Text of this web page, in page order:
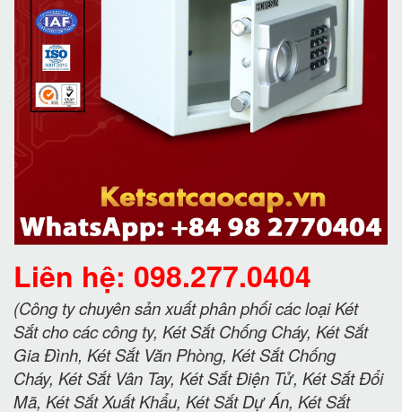
Liên hệ: 098.277.0404
(Công ty chuyên sản xuất phân phối các loại Két
Sắt cho các công ty, Két Sắt Chống Cháy, Két Sắt
Gia Đình, Két Sắt Văn Phòng, Két Sắt Chống
Cháy, Két Sắt Vân Tay, Két Sắt Điện Tử, Két Sắt Đổi
Mã, Két Sắt Xuất Khẩu, Két Sắt Dự Án, Két Sắt